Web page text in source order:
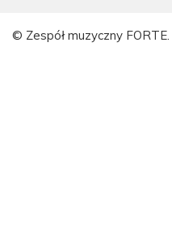
© Zespół muzyczny